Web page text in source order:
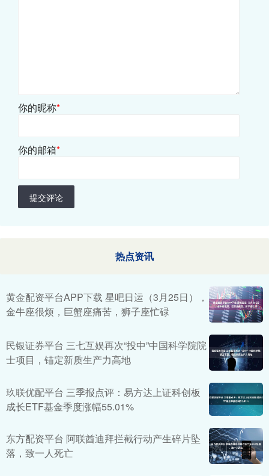
你的昵称*
你的邮箱*
提交评论
热点资讯
黄金配资平台APP下载 星吧日运（3月25日），
金牛座很烦，巨蟹座痛苦，狮子座忙碌
民银证券平台 三七互娱再次“投中”中国科学院院
士项目，锚定新质生产力高地
玖联优配平台 三季报点评：易方达上证科创板
成长ETF基金季度涨幅55.01%
东方配资平台 阿联酋迪拜拦截行动产生碎片坠
落，致一人死亡